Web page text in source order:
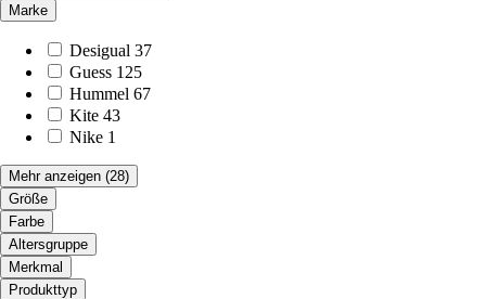
Marke
Desigual 37
Guess 125
Hummel 67
Kite 43
Nike 1
Mehr anzeigen (28)
Größe
Farbe
Altersgruppe
Merkmal
Produkttyp